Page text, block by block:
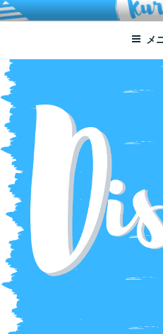
コ
ン
ン
ツ
へ
ス
キ
ッ
ATSUKO
written by Atsuko Kurusu
メ